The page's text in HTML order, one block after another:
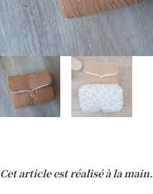
Cet article est réalisé à la main.